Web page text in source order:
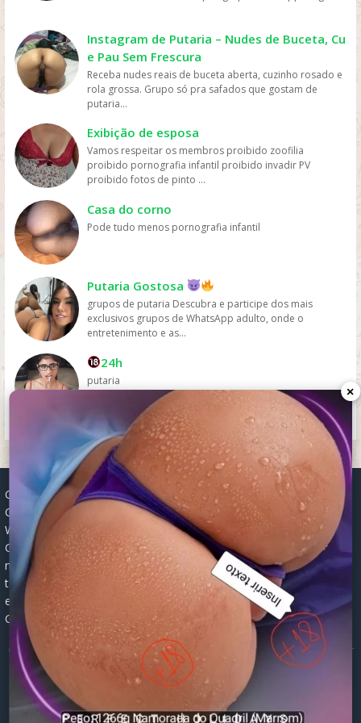
mais fácil e rápido. Preço: os serviços de streaming
cinema ou comprar DVDs, tornando mais fácil para as
pessoas assistirem filmes sem gastar muito dinheiro.
Personalização: os serviços de streaming geralmente
oferecem recomendações personalizadas com base
nos gostos dos usuários, permitindo que eles
descubram novos filmes e programas que possam
filmes online. Em resumo, os filmes são mais assistidos
online devido à sua conveniência, variedade, acesso
fácil, preços acessíveis e personalização, oferecidos
pelas plataformas de streaming.
Instagram de Putaria – Nudes de Buceta, Cu
e Pau Sem Frescura
Receba nudes reais de buceta aberta, cuzinho rosado e
rola grossa. Grupo só pra safados que gostam de
putaria...
Exibição de esposa
Vamos respeitar os membros proibido zoofilia
proibido pornografia infantil proibido invadir PV
proibido fotos de pinto ...
Casa do corno
Pode tudo menos pornografia infantil
Putaria Gostosa
grupos de putaria Descubra e participe dos mais
exclusivos grupos de WhatsApp adulto, onde o
entretenimento e as...
24h
putaria
Grupos WhatsApp, Links de grupos, Entrar grupos WhatsApp,
Grupos de compra e venda, Links WhatsApp atualizados, Grupos
WhatsApp 2025, Links para grupos, Participar grupos WhatsApp,
Grupos ativos WhatsApp, Links gratuitos, Grupos WhatsApp
negócios, Links grupos Brasil, Grupos WhatsApp regionais, Grupos
temáticos WhatsApp, Links públicos WhatsApp, Grupos WhatsApp
empregos, Links grupos classificados, Divulgar grupos WhatsApp,
Grupos WhatsApp descontos, Grupos WhatsApp ofertas.
© 2026 -
Grupos de WhatsApp 2026: Links Atualizados para Entrar
nos Melhores Grupos
| Robots.txt
×